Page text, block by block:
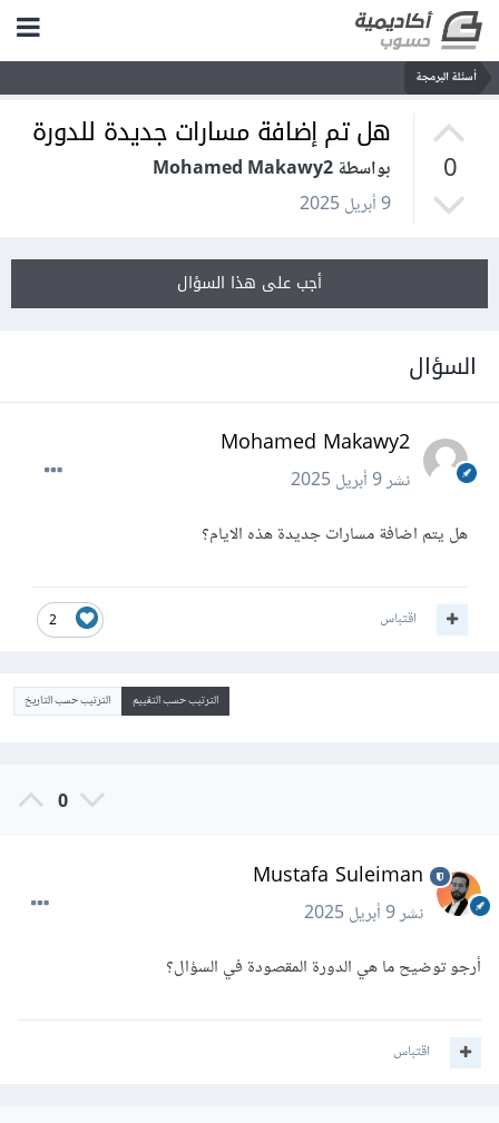
أسئلة البرمجة
0
هل تم إضافة مسارات جديدة للدورة
بواسطة Mohamed Makawy2
9 أبريل 2025
أجب على هذا السؤال
السؤال
Mohamed Makawy2
نشر9 أبريل 2025
هل يتم اضافة مسارات جديدة هذه الايام؟
2 اقتباس
الترتيب حسب التقييم الترتيب حسب التاريخ
0
Mustafa Suleiman
نشر9 أبريل 2025
أرجو توضيح ما هي الدورة المقصودة في السؤال؟
اقتباس